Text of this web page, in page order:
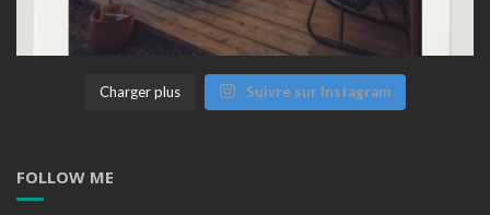
Charger plus Suivre sur Instagram
FOLLOW ME